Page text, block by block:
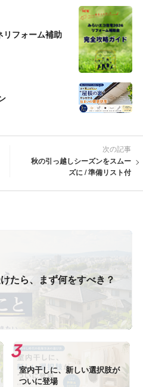
リフォーム補助
次の記事
秋の引っ越しシーズンをスムー
ズに / 準備リスト付
たら、まず何をすべき？
室内干しに、新しい選択肢が
ついに登場